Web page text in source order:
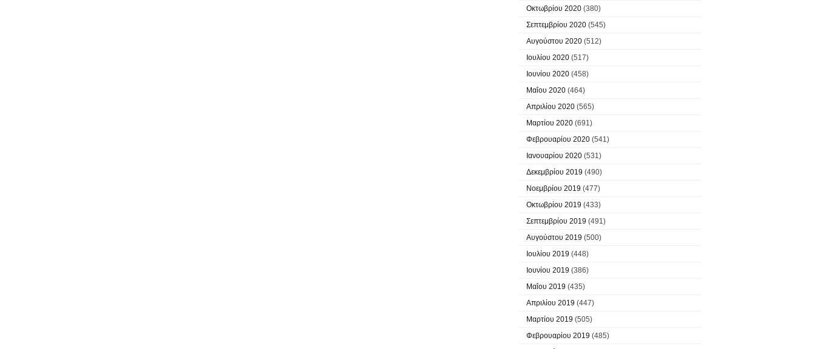
Οκτωβρίου 2020 (380)
Σεπτεμβρίου 2020 (545)
Αυγούστου 2020 (512)
Ιουλίου 2020 (517)
Ιουνίου 2020 (458)
Μαΐου 2020 (464)
Απριλίου 2020 (565)
Μαρτίου 2020 (691)
Φεβρουαρίου 2020 (541)
Ιανουαρίου 2020 (531)
Δεκεμβρίου 2019 (490)
Νοεμβρίου 2019 (477)
Οκτωβρίου 2019 (433)
Σεπτεμβρίου 2019 (491)
Αυγούστου 2019 (500)
Ιουλίου 2019 (448)
Ιουνίου 2019 (386)
Μαΐου 2019 (435)
Απριλίου 2019 (447)
Μαρτίου 2019 (505)
Φεβρουαρίου 2019 (485)